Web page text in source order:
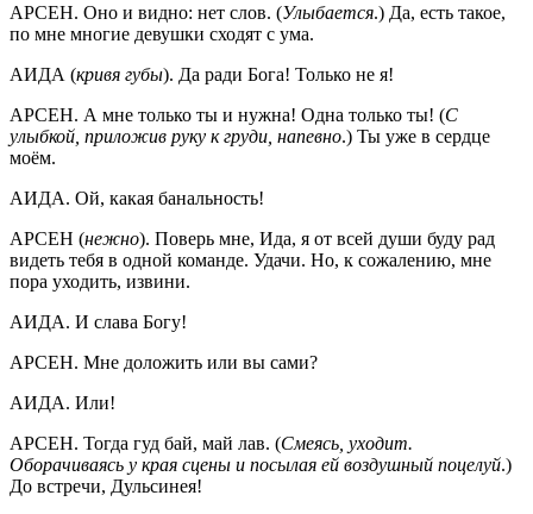
АРСЕН. Оно и видно: нет слов. (Улыбается.) Да, есть такое,
по мне многие девушки сходят с ума.
АИДА (кривя губы). Да ради Бога! Только не я!
АРСЕН. А мне только ты и нужна! Одна только ты! (С
улыбкой, приложив руку к груди, напевно.) Ты уже в сердце
моём.
АИДА. Ой, какая банальность!
АРСЕН (нежно). Поверь мне, Ида, я от всей души буду рад
видеть тебя в одной команде. Удачи. Но, к сожалению, мне
пора уходить, извини.
АИДА. И слава Богу!
АРСЕН. Мне доложить или вы сами?
АИДА. Или!
АРСЕН. Тогда гуд бай, май лав. (Смеясь, уходит.
Оборачиваясь у края сцены и посылая ей воздушный поцелуй.)
До встречи, Дульсинея!